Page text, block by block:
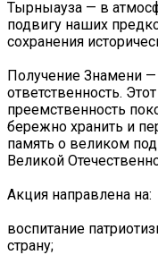
Тырныауза — в
подвигу наших
сохранения
Получение Знамени —
ответственность.
преемственность
бережно хранить и
память о великом
Великой
Акция направлена на:
воспитание
страну;